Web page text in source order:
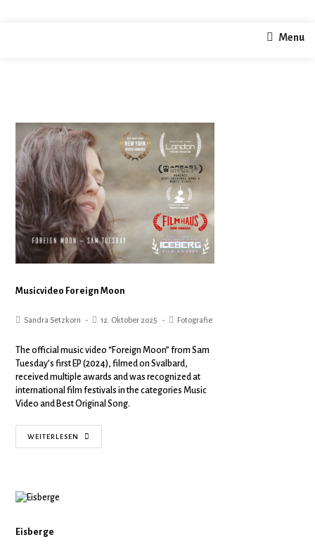
Menu
Musicvideo Foreign Moon
Sandra Setzkorn 12. Oktober 2025 Fotografie
The official music video “Foreign Moon” from Sam
Tuesday’s first EP (2024), filmed on Svalbard,
received multiple awards and was recognized at
international film festivals in the categories Music
Video and Best Original Song.
WEITERLESEN
Eisberge